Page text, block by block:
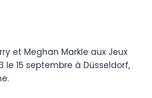
et Meghan Markle aux Jeux
le 15 septembre à Düsseldorf,